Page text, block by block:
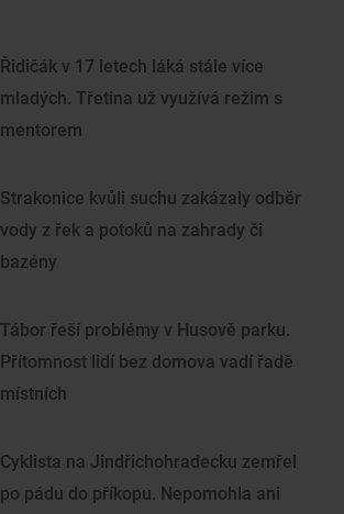
Řidičák v 17 letech láká stále více
mladých. Třetina už využívá režim s
mentorem
Strakonice kvůli suchu zakázaly odběr
vody z řek a potoků na zahrady či
bazény
Tábor řeší problémy v Husově parku.
Přítomnost lidí bez domova vadí řadě
místních
Cyklista na Jindřichohradecku zemřel
po pádu do příkopu. Nepomohla ani